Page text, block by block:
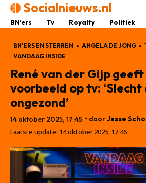
Socialnieuws.nl
BN’ers Tv Royalty Politiek
BN'ERS EN STERREN ANGELA DE JONG
VANDAAG INSIDE
René van der Gijp
voorbeeld op tv: ‘Slecht
ongezond’
14 oktober 2025, 17:45 • doorJesse
Laatste update: 14 oktober 2025, 17:46